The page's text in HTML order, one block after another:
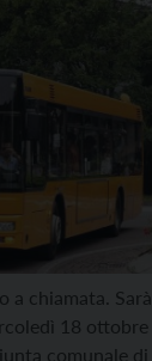
a chiamata. Sarà
18 ottobre
comunale di